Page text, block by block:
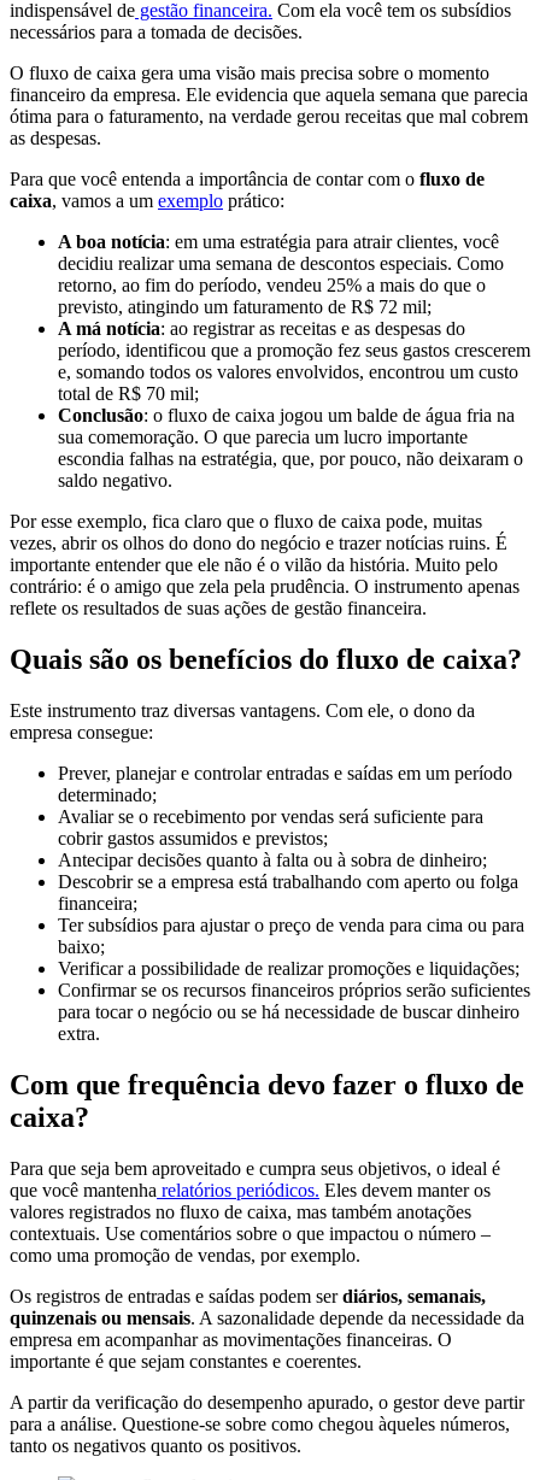
indispensável de gestão financeira. Com ela você tem os subsídios
necessários para a tomada de decisões.
O fluxo de caixa gera uma visão mais precisa sobre o momento
financeiro da empresa. Ele evidencia que aquela semana que parecia
ótima para o faturamento, na verdade gerou receitas que mal cobrem
as despesas.
Para que você entenda a importância de contar com o fluxo de
caixa, vamos a um exemplo prático:
A boa notícia: em uma estratégia para atrair clientes, você
decidiu realizar uma semana de descontos especiais. Como
retorno, ao fim do período, vendeu 25% a mais do que o
previsto, atingindo um faturamento de R$ 72 mil;
A má notícia: ao registrar as receitas e as despesas do
período, identificou que a promoção fez seus gastos crescerem
e, somando todos os valores envolvidos, encontrou um custo
total de R$ 70 mil;
Conclusão: o fluxo de caixa jogou um balde de água fria na
sua comemoração. O que parecia um lucro importante
escondia falhas na estratégia, que, por pouco, não deixaram o
saldo negativo.
Por esse exemplo, fica claro que o fluxo de caixa pode, muitas
vezes, abrir os olhos do dono do negócio e trazer notícias ruins. É
importante entender que ele não é o vilão da história. Muito pelo
contrário: é o amigo que zela pela prudência. O instrumento apenas
reflete os resultados de suas ações de gestão financeira.
Quais são os benefícios do fluxo de caixa?
Este instrumento traz diversas vantagens. Com ele, o dono da
empresa consegue:
Prever, planejar e controlar entradas e saídas em um período
determinado;
Avaliar se o recebimento por vendas será suficiente para
cobrir gastos assumidos e previstos;
Antecipar decisões quanto à falta ou à sobra de dinheiro;
Descobrir se a empresa está trabalhando com aperto ou folga
financeira;
Ter subsídios para ajustar o preço de venda para cima ou para
baixo;
Verificar a possibilidade de realizar promoções e liquidações;
Confirmar se os recursos financeiros próprios serão suficientes
para tocar o negócio ou se há necessidade de buscar dinheiro
extra.
Com que frequência devo fazer o fluxo de
caixa?
Para que seja bem aproveitado e cumpra seus objetivos, o ideal é
que você mantenha relatórios periódicos. Eles devem manter os
valores registrados no fluxo de caixa, mas também anotações
contextuais. Use comentários sobre o que impactou o número –
como uma promoção de vendas, por exemplo.
Os registros de entradas e saídas podem serdiários, semanais,
quinzenais ou mensais. A sazonalidade depende da necessidade da
empresa em acompanhar as movimentações financeiras. O
importante é que sejam constantes e coerentes.
A partir da verificação do desempenho apurado, o gestor deve partir
para a análise. Questione-se sobre como chegou àqueles números,
tanto os negativos quanto os positivos.